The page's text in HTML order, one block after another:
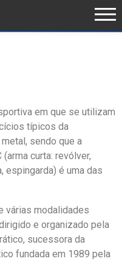
em que se utilizam
típicos da
sendo que a
curta: revólver,
espingarda) é uma das
várias modalidades
e organizado pela
sucessora da
fundada em 1989 pela